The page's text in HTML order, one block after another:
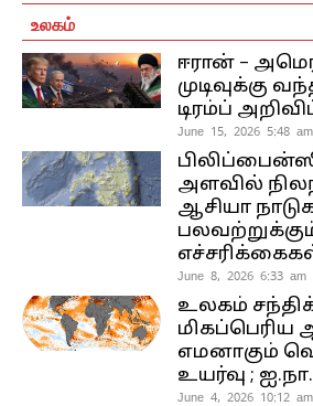
உலகம்
ஈரான் –
முடிவுக்கு
டிரம்ப்
June 15, 2026 5:48 am
அளவில்
ஆசியா
எச்சரிக்கைகள்
June 8, 2026 6:33 am
உலகம்
மிகப்பெரிய
எமனாகும்
உயர்வு ;
June 4, 2026 10:12 am